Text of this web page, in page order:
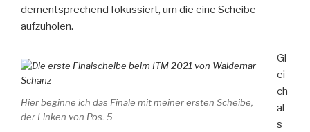
dementsprechend fokussiert, um die eine Scheibe
aufzuholen.
Hier beginne ich das Finale mit meiner ersten Scheibe,
der Linken von Pos. 5
Gl
ei
ch
al
s